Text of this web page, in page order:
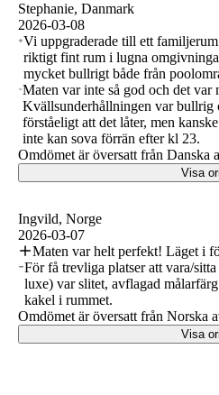
Stephanie, Danmark
2026-03-08
Vi uppgraderade till ett
riktigt fint rum i lugna
mycket bullrigt både från
Maten var inte så god och det var
Kvällsunderhållningen var bullrig
förståeligt att det låter, men
inte kan sova förrän efter kl 23.
Omdömet är översatt från Danska
Visa
Ingvild, Norge
2026-03-07
Maten var helt perfekt! Läget i
För få trevliga platser att vara/
luxe) var slitet, avflagad
kakel i rummet.
Omdömet är översatt från Norska
Visa